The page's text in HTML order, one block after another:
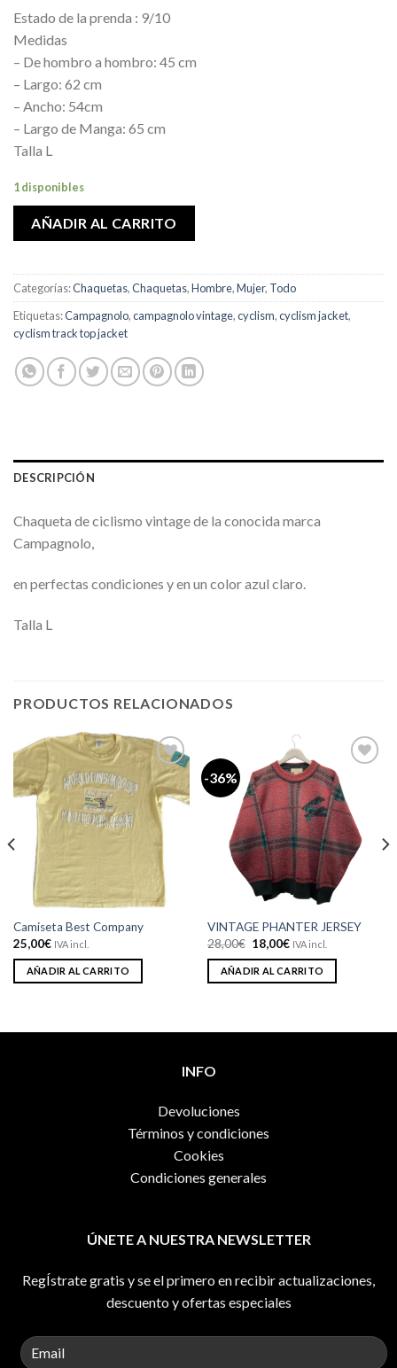
Estado de la prenda : 9/10
Medidas
– De hombro a hombro: 45 cm
– Largo: 62 cm
– Ancho: 54cm
– Largo de Manga: 65 cm
Talla L
1 disponibles
AÑADIR AL CARRITO
Categorías:Chaquetas,Chaquetas,Hombre,Mujer, Todo
Etiquetas:Campagnolo,campagnolo vintage,cyclism,cyclism jacket,
cyclism track top jacket
DESCRIPCIÓN
Chaqueta de ciclismo vintage de la conocida marca
Campagnolo,
en perfectas condiciones y en un color azul claro.
Talla L
PRODUCTOS RELACIONADOS
Añadir
a la
lista de
deseos
Camiseta Best Company
25,00€ IVA incl.
AÑADIR AL CARRITO
-36%
Añadir
a la
lista de
deseos
VINTAGE PHANTER JERSEY
28,00€ El
precio
original
era:
28,00€.
18,00€El
actual
es:
18,00€.
IVA incl.
AÑADIR AL CARRITO
INFO
Devoluciones
Términos y condiciones
Cookies
Condiciones generales
ÚNETE A NUESTRA NEWSLETTER
RegÍstrate gratis y se el primero en recibir actualizaciones,
descuento y ofertas especiales